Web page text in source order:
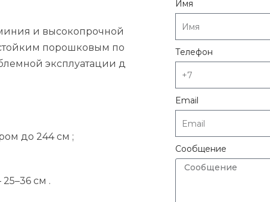
и высокопрочной
порошковым по
эксплуатации д
до 244см ;
25–36 см .
Имя
Телефон
Email
Сообщение